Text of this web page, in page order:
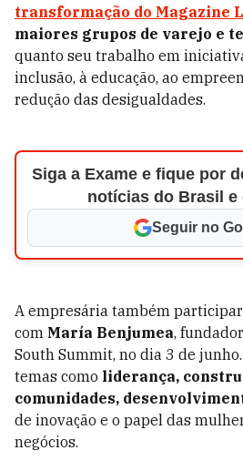
transformação do Magazine
maiores grupos de varejo e
quanto seu trabalho em
inclusão, à educação, ao
redução das desigualdades.
Siga a Exame e fique por
notícias do Brasil e
Seguir no
A empresária também
com María Benjumea,
South Summit, no dia 3 de
temas como liderança,
comunidades,
de inovação e o papel das
negócios.